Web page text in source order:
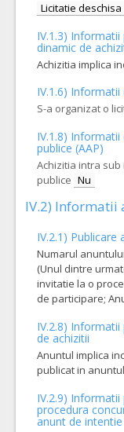
Licitatie deschisa
IV.1.3)
dinamic de
Achizitia implica
IV.1.6)
S-a organizat o
IV.1.8)
publice (AAP)
Achizitia intra
publice Nu
IV.2)
IV.2.1)
Numarul anuntului
(Unul dintre
invitatie la o
de participare;
IV.2.8)
de achizitii
Anuntul implica
publicat in
IV.2.9)
procedura
anunt de intentie